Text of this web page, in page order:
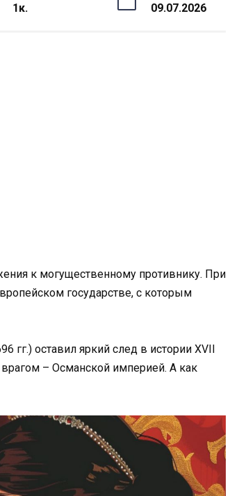
1к. 09.07.2026
к могущественному противнику. При
государстве, с которым
гг.) оставил яркий след в истории XVII
– Османской империей. А как